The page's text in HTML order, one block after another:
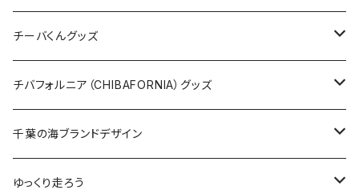
クリアファイル
Tシャツ
キャップ
トートバッグ
ステッカー
缶バッジ
キーホルダー
クリアファイル
バッグ
ステッカー
缶バッジ
キーホルダー
ステッカー
ステッカー大
缶バッジ
缶バッジ32mm
缶バッジ54mm
エコバッグ
JAGUARさんコラボグッズ
Tシャツ
サコッシュ
Tシャツ
ステッカー
缶バッジ
クリアファイル
チーバくんグッズ
Tシャツ
キャップ
エコバッグ
チバフォルニア（CHIBAFORNIA）グッズ
Tシャツ
キャップ
千葉の海ブランドデザイン
Tシャツ
ゆっくり走ろう